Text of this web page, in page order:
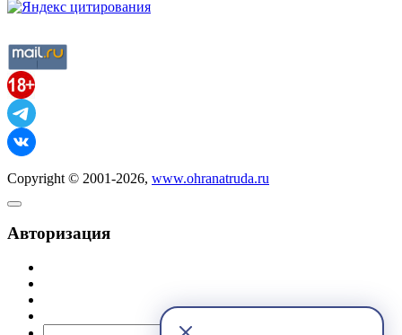
Copyright © 2001-2026, www.ohranatruda.ru
Авторизация